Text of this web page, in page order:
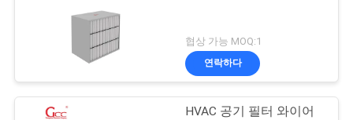
협상 가능 MOQ:1
연락하다
HVAC 공기 필터 와이어